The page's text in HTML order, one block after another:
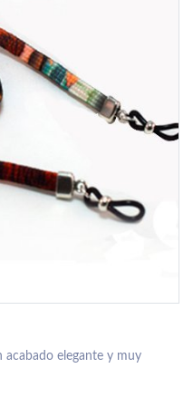
acabado elegante y muy